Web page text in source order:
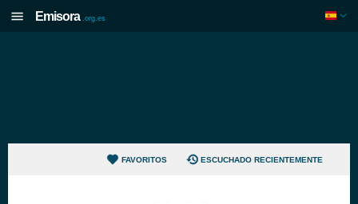
Emisora .org.es
FAVORITOS ESCUCHADO RECIENTEMENTE